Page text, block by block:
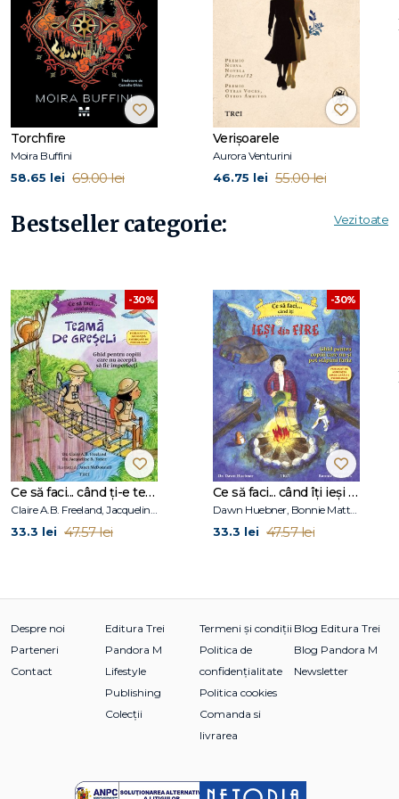
Torchfire
Moira Buffini
58.65 lei 69.00 lei
Verișoarele
Aurora Venturini
46.75 lei 55.00 lei
Bestseller categorie: Vezi toate
-30%
Ce să faci... când ți-e teamă de greșeli. Ghid pentru copiii care nu acceptă să fie imperfecți
Claire A.B. Freeland, Jacqueline B. Toner, Janet McDonnell
33.3 lei 47.57 lei
-30%
Ce să faci... când îţi ieşi din fire. Ghid pentru copiii care nu-şi pot stăpâni furia
Dawn Huebner, Bonnie Matthews
33.3 lei 47.57 lei
Despre noi
Parteneri
Contact
Editura Trei
Pandora M
Lifestyle
Publishing
Colecții
Termeni și condiții
Politica de
confidențialitate
Politica cookies
Comanda si
livrarea
Blog Editura Trei
Blog Pandora M
Newsletter